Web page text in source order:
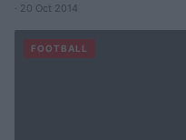
· 20 Oct 2014
FOOTBALL